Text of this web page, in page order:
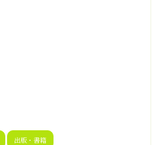
出版・書籍